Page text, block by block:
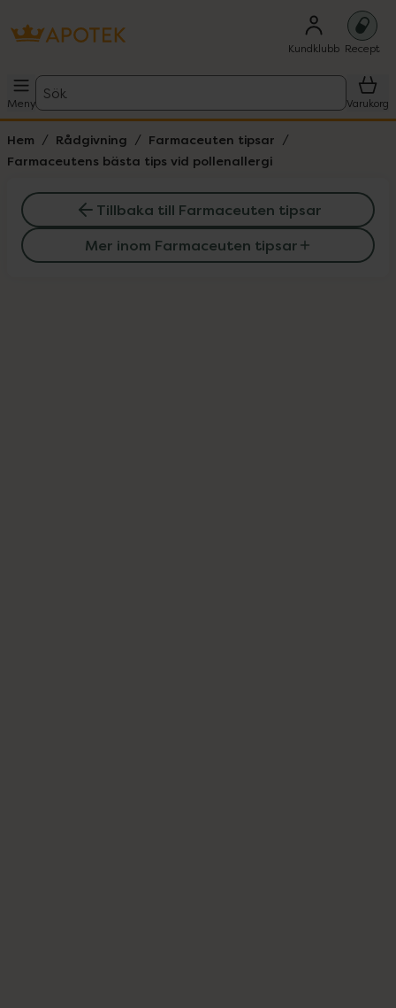
Kundklubb Recept
Meny
Sök
Varukorg
Hem Rådgivning
Farmaceuten tipsar
Farmaceutens bästa tips vid pollenallergi
Tillbaka till Farmaceuten tipsar
Mer inom Farmaceuten tipsar